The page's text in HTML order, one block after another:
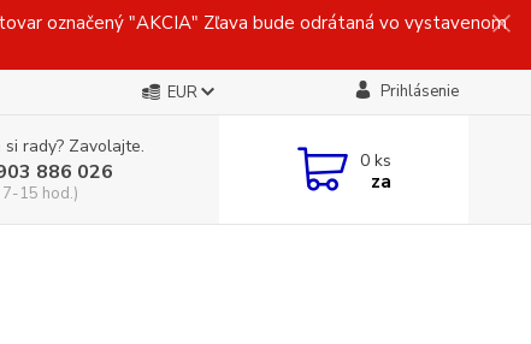
označený "AKCIA" Zľava bude odrátaná vo vystavenom
EUR Prihlásenie
rady? Zavolajte.
886 026
7-15 hod.)
0 ks
za